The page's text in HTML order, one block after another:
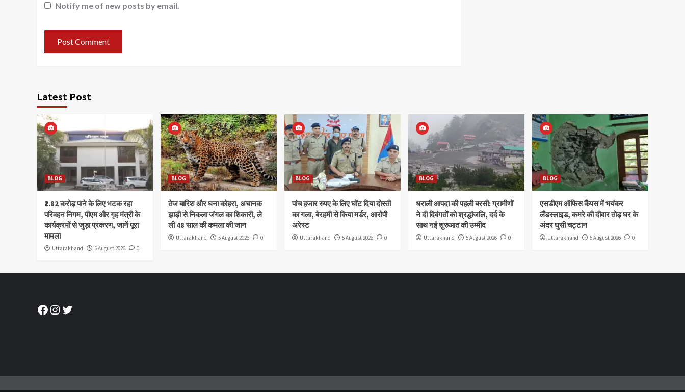
Notify me of new posts by email.
Latest Post
BLOG
₹2.82 करोड़ पाने के लिए भटक रहा
परिवहन निगम, पीएम और गृह मंत्री के
कार्यक्रमों से जुड़ा प्रकरण, जानें पूरा
मामला
Uttarakhand 5 August 2026 0
BLOG
तेज बारिश और घना कोहरा, अचानक
झाड़ी से निकला जंगल का शिकारी, ले
ली 48 साल की कमला की जान
Uttarakhand 5 August 2026 0
BLOG
पांच हजार रुपए के लिए घोंट दिया दोस्ती
का गला, बेरहमी से किया मर्डर, आरोपी
अरेस्ट
Uttarakhand 5 August 2026 0
BLOG
धराली आपदा की पहली बरसी: ग्रामीणों
ने दी दिवंगतों को श्रद्धांजलि, दर्द के
साथ नई शुरुआत की उम्मीद
Uttarakhand 5 August 2026 0
BLOG
एसडीएम ऑफिस कैंपस में भयंकर
लैंडस्लाइड, कमरे की दीवार तोड़ घर के
अंदर घुसी चट्टान
Uttarakhand 5 August 2026 0
Facebook
Instagram
Twitter